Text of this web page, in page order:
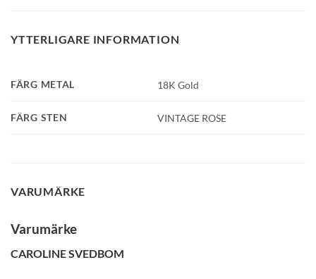
YTTERLIGARE INFORMATION
FÄRG METAL 18K Gold
FÄRG STEN VINTAGE ROSE
VARUMÄRKE
Varumärke
CAROLINE SVEDBOM